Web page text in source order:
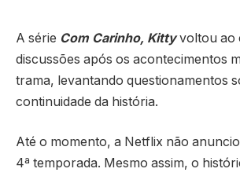
A série Com Carinho, Kittyvoltou ao
discussões após os acontecimentos
trama, levantando questionamentos
continuidade da história.
Até o momento, a Netflix não
4ª temporada. Mesmo assim, o